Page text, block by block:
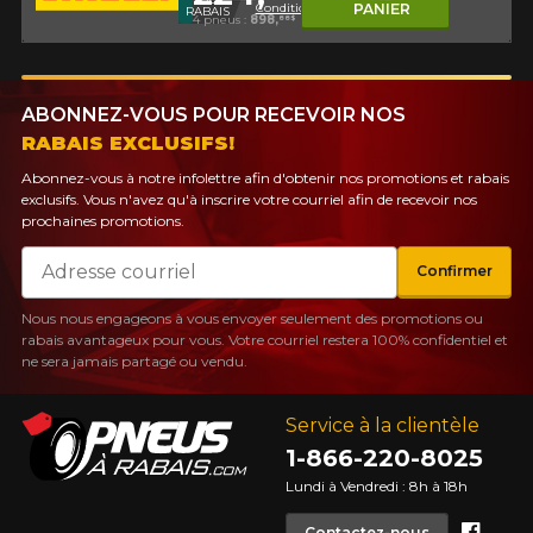
RABAIS Conditions
4 pneus : 898,88$
PANIER
Service à la clientèle
1-866-220-8025
Lundi à Vendredi : 8h à 18h
ABONNEZ-VOUS POUR RECEVOIR NOS
RABAIS EXCLUSIFS!
Abonnez-vous à notre infolettre afin d'obtenir nos promotions et rabais
exclusifs. Vous n'avez qu'à inscrire votre courriel afin de recevoir nos
prochaines promotions.
Courriel
Confirmer
Nous nous engageons à vous envoyer seulement des promotions ou
rabais avantageux pour vous. Votre courriel restera 100% confidentiel et
ne sera jamais partagé ou vendu.